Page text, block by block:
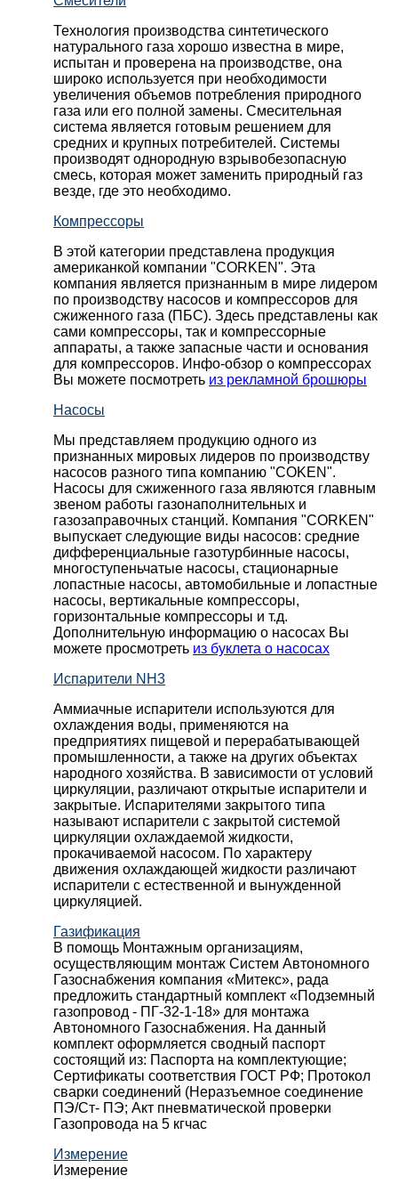
Технология производства синтетического
натурального газа хорошо известна в мире,
испытан и проверена на производстве, она
широко используется при необходимости
увеличения объемов потребления природного
газа или его полной замены. Смесительная
система является готовым решением для
средних и крупных потребителей. Системы
производят однородную взрывобезопасную
смесь, которая может заменить природный газ
везде, где это необходимо.
Компрессоры
В этой категории представлена продукция
американкой компании "CORKEN". Эта
компания является признанным в мире лидером
по производству насосов и компрессоров для
сжиженного газа (ПБС). Здесь представлены как
сами компрессоры, так и компрессорные
аппараты, а также запасные части и основания
для компрессоров. Инфо-обзор о компрессорах
Вы можете посмотреть из рекламной брошюры
Насосы
Мы представляем продукцию одного из
признанных мировых лидеров по производству
насосов разного типа компанию "COKEN".
Насосы для сжиженного газа являются главным
звеном работы газонаполнительных и
газозаправочных станций. Компания "CORKEN"
выпускает следующие виды насосов: cредние
дифференциальные газотурбинные насосы,
многоступеньчатые насосы, стационарные
лопастные насосы, автомобильные и лопaстные
насосы, вертикальные компрессоры,
горизонтальные компрессоры и т.д.
Дополнительную информацию о насосах Вы
можете просмотреть из буклета о насосах
Испарители NH3
Аммиачные испарители используются для
охлаждения воды, применяются на
предприятиях пищевой и перерабатывающей
промышленности, а также на других объектах
народного хозяйства. В зависимости от условий
циркуляции, различают открытые испарители и
закрытые. Испарителями закрытого типа
называют испарители с закрытой системой
циркуляции охлаждаемой жидкости,
прокачиваемой насосом. По характеру
движения охлаждающей жидкости различают
испарители с естественной и вынужденной
циркуляцией.
Газификация
В помощь Монтажным организациям,
осуществляющим монтаж Систем Автономного
Газоснабжения компания «Митекс», рада
предложить стандартный комплект «Подземный
газопровод - ПГ-32-1-18» для монтажа
Автономного Газоснабжения. На данный
комплект оформляется сводный паспорт
состоящий из: Паспорта на комплектующие;
Сертификаты соответствия ГОСТ РФ; Протокол
сварки соединений (Неразъемное соединение
ПЭ/Ст- ПЭ; Акт пневматической проверки
Газопровода на 5 кгчас
Измерение
Измерение